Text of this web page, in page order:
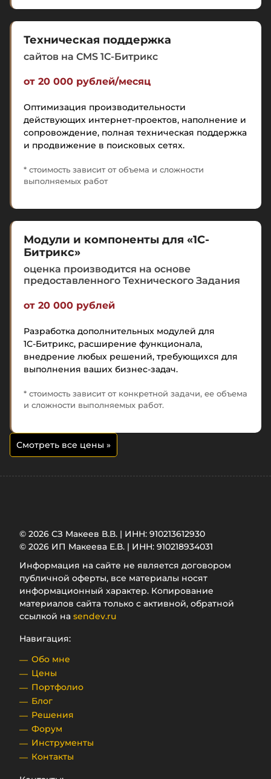
Техническая поддержка
сайтов на CMS 1C-Битрикс
от 20 000 рублей/месяц
Оптимизация производительности
действующих интернет-проектов, наполнение и
сопровождение, полная техническая поддержка
и продвижение в поисковых сетях.
* стоимость зависит от объема и сложности
выполняемых работ
Модули и компоненты для «1С-
Битрикс»
оценка производится на основе
предоставленного Технического Задания
от 20 000 рублей
Разработка дополнительных модулей для
1С-Битрикс, расширение функционала,
внедрение любых решений, требующихся для
выполнения ваших бизнес-задач.
* стоимость зависит от конкретной задачи, ее объема
и сложности выполняемых работ.
Смотреть все цены »
© 2026 СЗ Макеев В.В. | ИНН: 910213612930
© 2026 ИП Макеева Е.В. | ИНН: 910218934031
Информация на сайте не является договором
публичной оферты, все материалы носят
информационный характер. Копирование
материалов сайта только с активной, обратной
ссылкой на sendev.ru
Навигация:
Обо мне
Цены
Портфолио
Блог
Решения
Форум
Инструменты
Контакты